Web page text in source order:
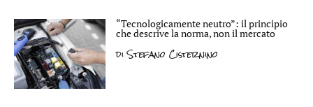
“Tecnologicamente neutro”: il principio
che descrive la norma, non il mercato
diStefano Cisternino